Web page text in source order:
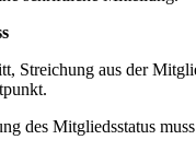
Streichung aus der
des Mitgliedsstatus